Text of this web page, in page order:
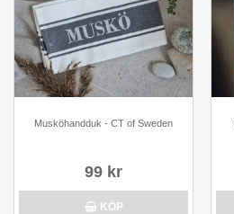
Musköhandduk - CT of Sweden
99 kr
KÖP